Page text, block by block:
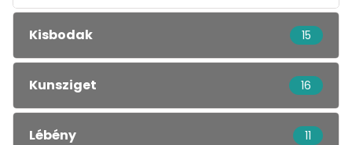
Kisbodak 15
Kunsziget 16
Lébény 11